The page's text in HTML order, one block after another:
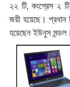
২২ টি, কংগ্রেস ২
জয়ী হয়েছে। প্রধান
হয়েছেন ইউনুস মন্ডল।